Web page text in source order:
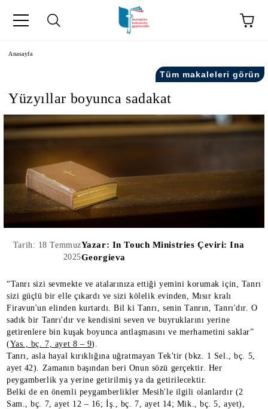
на турски.
in Turkish.
Anasayfa
Tüm makaleleri görün
Yüzyıllar boyunca sadakat
Tarih: 18 Temmuz
2025
Yazar: In Touch Ministries Çeviri: Ina
Georgieva
“Tanrı sizi sevmekte ve atalarınıza ettiği yemini korumak için, Tanrı
sizi güçlü bir elle çıkardı ve sizi kölelik evinden, Mısır kralı
Firavun'un elinden kurtardı. Bil ki Tanrı, senin Tanrın, Tanrı'dır. O
sadık bir Tanrı'dır ve kendisini seven ve buyruklarını yerine
getirenlere bin kuşak boyunca antlaşmasını ve merhametini saklar”
(Yas., bç. 7, ayet 8 – 9).
Tanrı, asla hayal kırıklığına uğratmayan Tek'tir (bkz. 1 Sel., bç. 5,
ayet 42). Zamanın başından beri Onun sözü gerçektir. Her
peygamberlik ya yerine getirilmiş ya da getirilecektir.
Belki de en önemli peygamberlikler Mesih'le ilgili olanlardır (2
Sam., bç. 7, ayet 12 – 16; İş., bç. 7, ayet 14; Mik., bç. 5, ayet),